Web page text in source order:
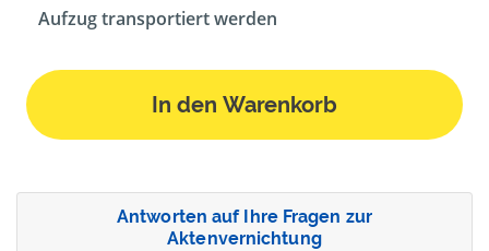
Aufzug transportiert werden
In den Warenkorb
Antworten auf Ihre Fragen zur
Aktenvernichtung